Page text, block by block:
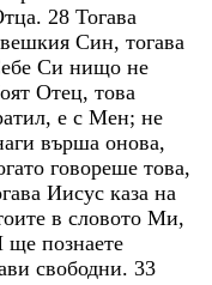
. 28 Тогава
Син, тогава
Си нищо не
Отец, това
, е с Мен; не
върша онова,
говореше това,
Иисус каза на
в словото Ми,
ще познаете
свободни. 33